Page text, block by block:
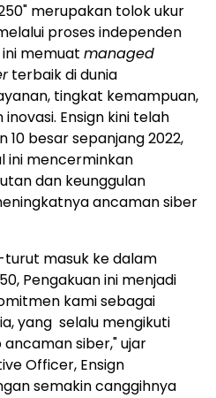
merupakan tolok ukur
proses independen
memuat managed
terbaik di dunia
tingkat kemampuan,
Ensign kini telah
besar sepanjang 2022,
ini mencerminkan
dan keunggulan
ancaman siber
masuk ke dalam
Pengakuan ini menjadi
kami sebagai
yang selalu mengikuti
siber," ujar
Officer, Ensign
semakin canggihnya